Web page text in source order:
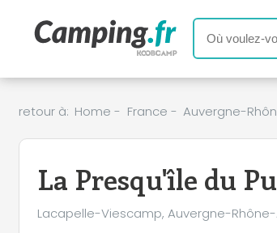
retour à: Home - France - Auvergne-
La Presqu'île du
Lacapelle-Viescamp, Auvergne-